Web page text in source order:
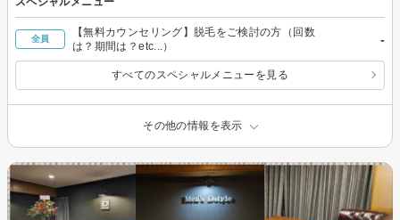
全員
【無料カウンセリング】脱毛をご検討の方（回数
は？期間は？etc...）
-
すべてのスペシャルメニューを見る
その他の情報を表示